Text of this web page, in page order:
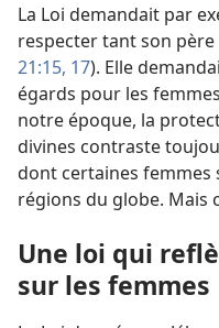
La Loi demandait par
respecter tant son père
21:15, 17). Elle
égards pour les
notre époque, la
divines contraste
dont certaines femmes
régions du globe. Mais
Une loi qui
sur les femmes